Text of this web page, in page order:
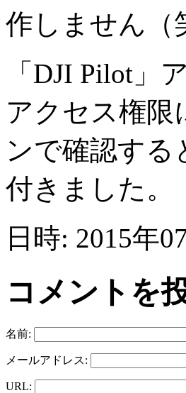
作しません（
「DJI Pilot」
アクセス権
ンで確認す
付きました。
日時: 2015年
コメントを
名前:
メールアドレス:
URL: